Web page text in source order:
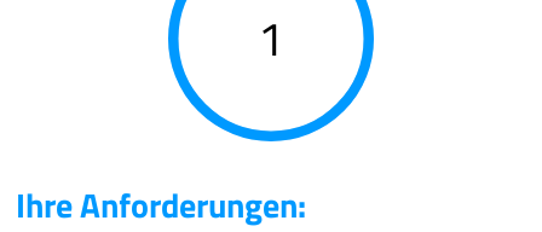
1
Ihre Anforderungen: